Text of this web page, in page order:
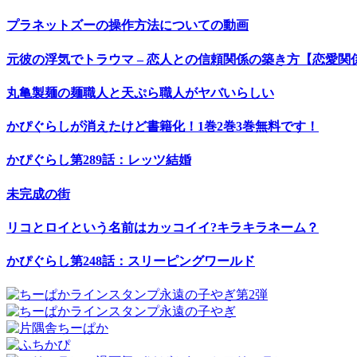
プラネットズーの操作方法についての動画
元彼の浮気でトラウマ – 恋人との信頼関係の築き方【恋愛関
丸亀製麺の麺職人と天ぷら職人がヤバいらしい
かぴぐらしが消えたけど書籍化！1巻2巻3巻無料です！
かぴぐらし第289話：レッツ結婚
未完成の街
リコとロイという名前はカッコイイ?キラキラネーム？
かぴぐらし第248話：スリーピングワールド